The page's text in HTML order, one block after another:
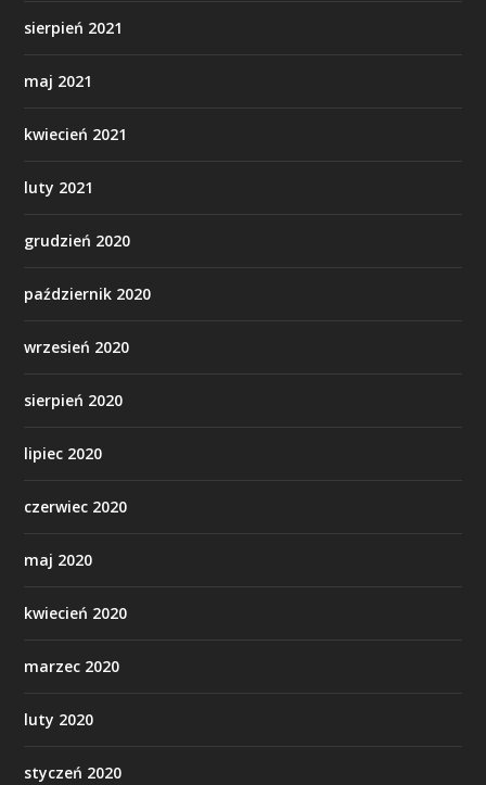
sierpień 2021
maj 2021
kwiecień 2021
luty 2021
grudzień 2020
październik 2020
wrzesień 2020
sierpień 2020
lipiec 2020
czerwiec 2020
maj 2020
kwiecień 2020
marzec 2020
luty 2020
styczeń 2020